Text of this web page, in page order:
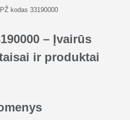
kodas 33190000
– Įvairūs
ir produktai